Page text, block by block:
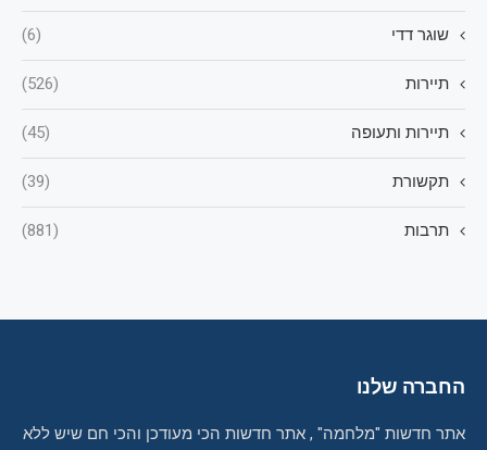
שוגר דדי (6)
תיירות (526)
תיירות ותעופה (45)
תקשורת (39)
תרבות (881)
החברה שלנו
אתר חדשות "מלחמה" , אתר חדשות הכי מעודכן והכי חם שיש ללא